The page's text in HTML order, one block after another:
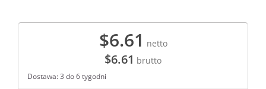
$6.61 netto
$6.61 brutto
Dostawa: 3 do 6 tygodni